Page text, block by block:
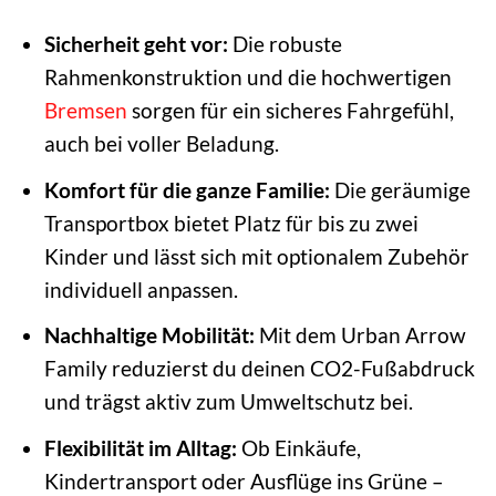
Sicherheit geht vor: Die robuste
Rahmenkonstruktion und die hochwertigen
Bremsen sorgen für ein sicheres Fahrgefühl,
auch bei voller Beladung.
Komfort für die ganze Familie: Die geräumige
Transportbox bietet Platz für bis zu zwei
Kinder und lässt sich mit optionalem Zubehör
individuell anpassen.
Nachhaltige Mobilität: Mit dem Urban Arrow
Family reduzierst du deinen CO2-Fußabdruck
und trägst aktiv zum Umweltschutz bei.
Flexibilität im Alltag: Ob Einkäufe,
Kindertransport oder Ausflüge ins Grüne –